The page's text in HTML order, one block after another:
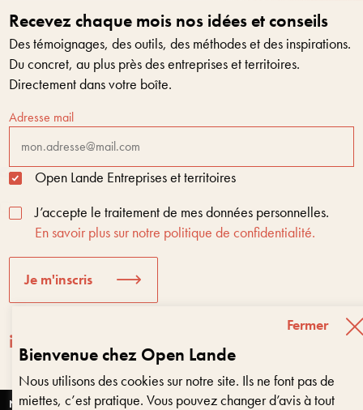
Nous vous aidons à être encore là dans 10 ans
?
Recevez chaque mois nos idées et conseils
Des témoignages, des outils, des méthodes et des inspirations.
Du concret, au plus près des entreprises et territoires.
Directement dans votre boîte.
Adresse mail
Open Lande Entreprises et territoires
J’accepte le traitement de mes données personnelles.
En savoir plus sur notre politique de confidentialité.
Je m'inscris
Nantes
Bienvenue chez Open Lande
Fermer
Nous utilisons des cookies sur notre site. Ils ne font pas de
miettes, c’est pratique. Vous pouvez changer d’avis à tout